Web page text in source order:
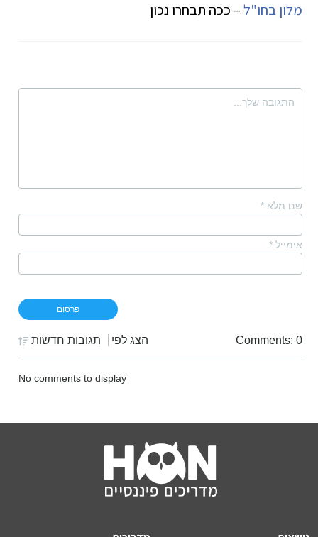
מלון בחו"ל– ככה תבחרו נכון
שם מלא *
אימייל *
Comments: 0 הצג לפי תגובות חדשות
No comments to display